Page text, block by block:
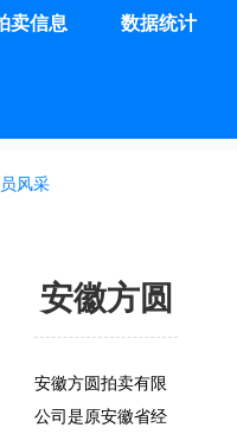
卖信息 数据统计
风采
安徽方圆
安徽方圆拍卖有限
公司是原安徽省经